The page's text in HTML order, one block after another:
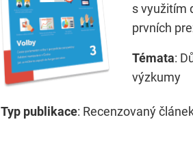
s využitím
prvních
Témata:
výzkumy
Typ publikace: Recenzovaný